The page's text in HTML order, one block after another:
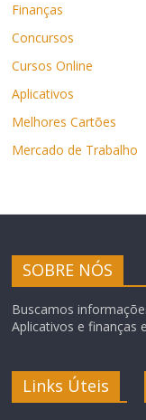
Finanças
Concursos
Cursos Online
Aplicativos
Melhores Cartões
Mercado de Trabalho
SOBRE NÓS
Buscamos
Aplicativos e finanças
Links Úteis